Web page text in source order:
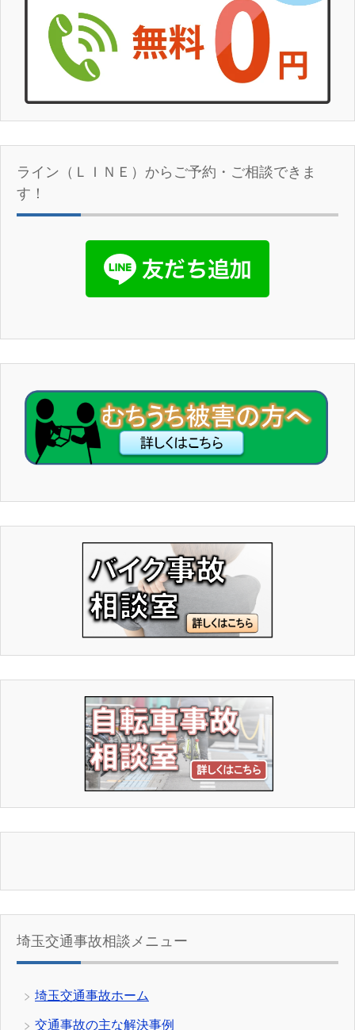
ライン（ＬＩＮＥ）からご予約・ご相談できま
す！
埼玉交通事故相談メニュー
埼玉交通事故ホーム
交通事故の主な解決事例